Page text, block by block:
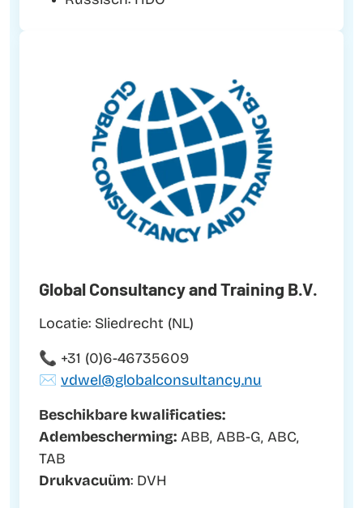
Global Consultancy and Training B.V.
Locatie: Sliedrecht (NL)
📞 +31 (0)6-46735609
✉️ vdwel@globalconsultancy.nu
Beschikbare kwalificaties:
Adembescherming: ABB, ABB-G, ABC,
TAB
Drukvacuüm: DVH